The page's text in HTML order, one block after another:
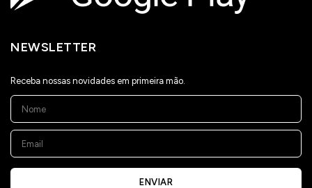
NEWSLETTER
Receba nossas novidades em primeira mão.
ENVIAR